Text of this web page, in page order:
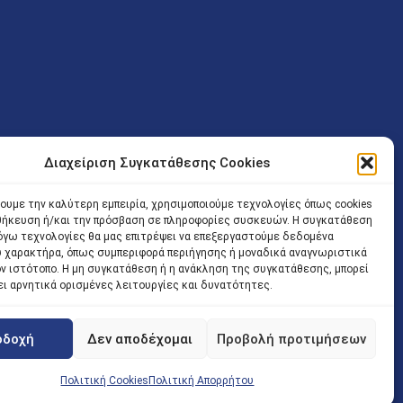
Διαχείριση Συγκατάθεσης Cookies
την καλύτερη εμπειρία, χρησιμοποιούμε τεχνολογίες όπως cookies
ή/και την πρόσβαση σε πληροφορίες συσκευών. Η συγκατάθεση
τεχνολογίες θα μας επιτρέψει να επεξεργαστούμε δεδομένα
όπως συμπεριφορά περιήγησης ή μοναδικά αναγνωριστικά
ιστότοπο. Η μη συγκατάθεση ή η ανάκληση της συγκατάθεσης, μπορεί
αρνητικά ορισμένες λειτουργίες και δυνατότητες.
Δεν αποδέχομαι Προβολή προτιμήσεων
Πολιτική Cookies Πολιτική Απορρήτου
των Δικηγόρων στο κτήριο επιτρέπεται ελεύθερα με την
ώρα χωρίς κανέναν χρονικό ή άλλο περιορισμό. Η είσοδος
κατά τις ώρες 9.00 – 15.00. Η εξυπηρέτηση του κοινού
συνωστισμού εντός του εσωτερικού χώρου
πραγματοποιείται κατόπιν προγραμματισμένου ραντεβού.